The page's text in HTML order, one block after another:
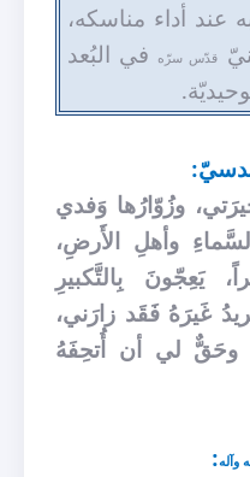
عند أداء مناسكه،
قدّس سرّه
في البُعد
وزُوّارُها وَفدي
وأهلِ الأَرضِ،
يَعِجّونَ بِالتَّكبيرِ
غَيرَهُ فَقَد زارَني،
وحَقٌّ لي أن أُتحِفَهُ
وآله: